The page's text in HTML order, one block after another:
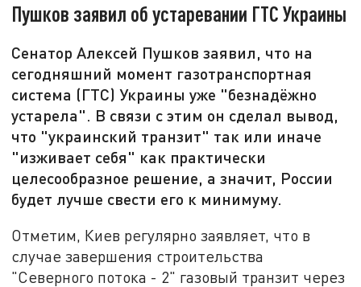
Пушков заявил об устаревании ГТС Украины
Сенатор Алексей Пушков заявил, что на
сегодняшний момент газотранспортная
система (ГТС) Украины уже "безнадёжно
устарела". В связи с этим он сделал вывод,
что "украинский транзит" так или иначе
"изживает себя" как практически
целесообразное решение, а значит, России
будет лучше свести его к минимуму.
Отметим, Киев регулярно заявляет, что в
случае завершения строительства
"Северного потока - 2" газовый транзит через